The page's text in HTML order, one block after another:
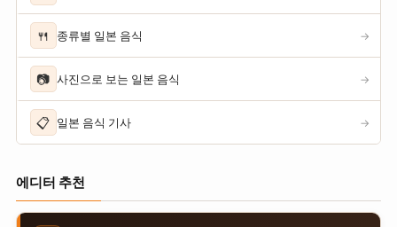
🍴 종류별 일본 음식 →
📷 사진으로 보는 일본 음식 →
📋 일본 음식 기사 →
에디터 추천